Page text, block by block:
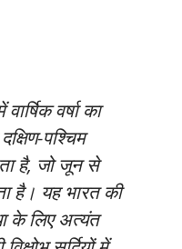
वर्षा का
पश्चिम
है, जो जून से
है। यह भारत की
के लिए अत्यंत